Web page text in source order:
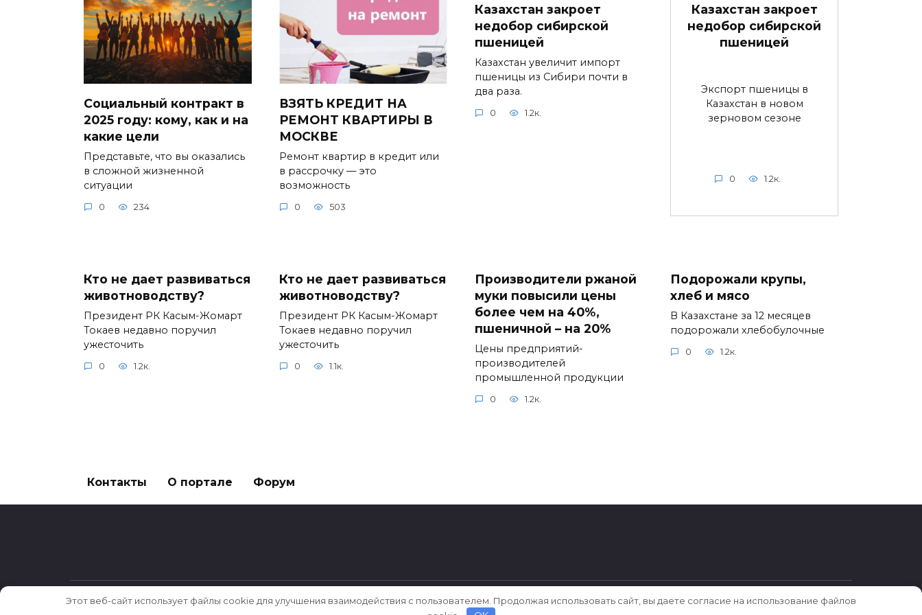
Социальный контракт в
2025 году: кому, как и на
какие цели
Представьте, что вы оказались
в сложной жизненной
ситуации
0 234
ВЗЯТЬ КРЕДИТ НА
РЕМОНТ КВАРТИРЫ В
МОСКВЕ
Ремонт квартир в кредит или
в рассрочку — это
возможность
0 503
Казахстан закроет
недобор сибирской
пшеницей
Казахстан увеличит импорт
пшеницы из Сибири почти в
два раза.
0 1.2к.
Казахстан закроет
недобор сибирской
пшеницей
Экспорт пшеницы в
Казахстан в новом
зерновом сезоне
0 1.2к.
Кто не дает развиваться
животноводству?
Президент РК Касым-Жомарт
Токаев недавно поручил
ужесточить
0 1.2к.
Кто не дает развиваться
животноводству?
Президент РК Касым-Жомарт
Токаев недавно поручил
ужесточить
0 1.1к.
Производители ржаной
муки повысили цены
более чем на 40%,
пшеничной – на 20%
Цены предприятий-
производителей
промышленной продукции
0 1.2к.
Подорожали крупы,
хлеб и мясо
В Казахстане за 12 месяцев
подорожали хлебобулочные
0 1.2к.
Контакты О портале Форум
Этот веб-сайт использует файлы cookie для улучшения взаимодействия с пользователем. Продолжая использовать сайт, вы даете согласие на использование файлов